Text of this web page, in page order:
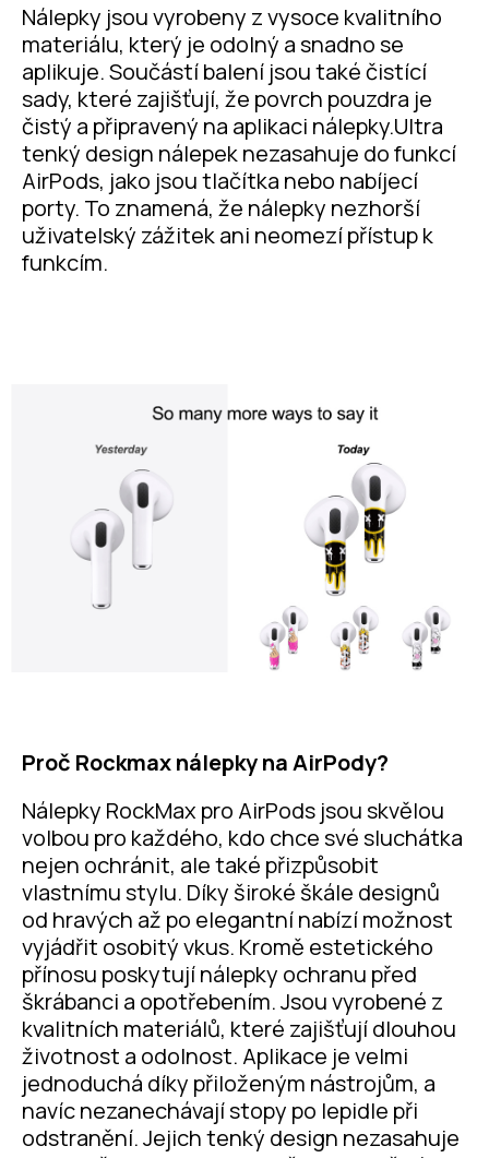
Nálepky jsou vyrobeny z vysoce kvalitního
materiálu, který je odolný a snadno se
aplikuje. Součástí balení jsou také čistící
sady, které zajišťují, že povrch pouzdra je
čistý a připravený na aplikaci nálepky.Ultra
tenký design nálepek nezasahuje do funkcí
AirPods, jako jsou tlačítka nebo nabíjecí
porty. To znamená, že nálepky nezhorší
uživatelský zážitek ani neomezí přístup k
funkcím.
Proč Rockmax nálepky na AirPody?
Nálepky RockMax pro AirPods jsou skvělou
volbou pro každého, kdo chce své sluchátka
nejen ochránit, ale také přizpůsobit
vlastnímu stylu. Díky široké škále designů
od hravých až po elegantní nabízí možnost
vyjádřit osobitý vkus. Kromě estetického
přínosu poskytují nálepky ochranu před
škrábanci a opotřebením. Jsou vyrobené z
kvalitních materiálů, které zajišťují dlouhou
životnost a odolnost. Aplikace je velmi
jednoduchá díky přiloženým nástrojům, a
navíc nezanechávají stopy po lepidle při
odstranění. Jejich tenký design nezasahuje